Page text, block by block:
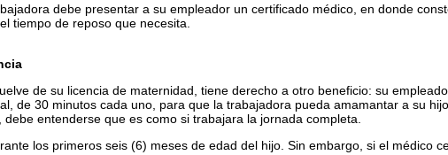
debe presentar a su empleador un certificado médico, en donde
tiempo de reposo que necesita.
de su licencia de maternidad, tiene derecho a otro beneficio: su
de 30 minutos cada uno, para que la trabajadora pueda amamantar a su
entenderse que es como si trabajara la jornada completa.
los primeros seis (6) meses de edad del hijo. Sin embargo, si el médico